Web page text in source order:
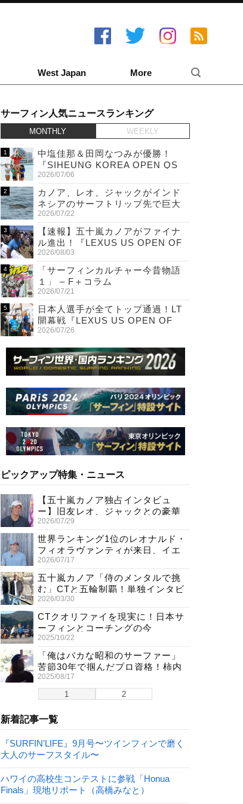
West Japan More
サーフィン人気ニュースランキング
MONTHLY WEEKLY
中塩佳那＆田岡なつみが優勝！
『SIHEUNG KOREA OPEN QS
6,000 & LQS』
2026/07/06
カノア、レオ、ジャックがインド
ネシアのサーフトリップ先で巨大
ワニと遭遇！
2026/07/22
【速報】五十嵐カノアがファイナ
ル進出！『LEXUS US OPEN OF
SURFING』
2026/08/03
「サーフィンカルチャー今昔物語
１」 – F＋コラム
2026/07/21
日本人選手が全てトップ通過！LT
開幕戦『LEXUS US OPEN OF
SURFING』初日
2026/07/26
ピックアップ特集・ニュース
1 2
【五十嵐カノア独占インタビュ
ー】旧友レオ、ジャックとの豪華
プライベートセッション
2026/07/29
世界ランキング1位のレオナルド・
フィオラヴァンティが来日、イエ
ロージャージ獲得直後の独占イン
タビュー
2026/07/17
五十嵐カノア「侍のメンタルで挑
む」CTと五輪制覇！単独インタビ
ューで熱弁
2026/03/30
CTクオリファイを現実に！日本サ
ーフィンとコーチングの今
2025/10/22
「俺はバカな昭和のサーファー」
苦節30年で掴んだプロ資格！柿内
聖文(54)の生き様
2025/08/17
新着記事一覧
『SURFIN’LIFE』9月号〜ツインフィンで磨く
大人のサーフスタイル〜
ハワイの高校生コンテストに参戦「Honua
Finals」現地リポート（高橋みなと）